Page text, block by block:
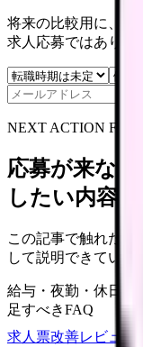
将来の比較用に、転
求人応募ではありま
NEXT ACTION FOR
応募が来な
したい内容に
この記事で触れた不
して説明できていま
給与・夜勤・休日の
足すべきFAQ
求人票改善レビュー